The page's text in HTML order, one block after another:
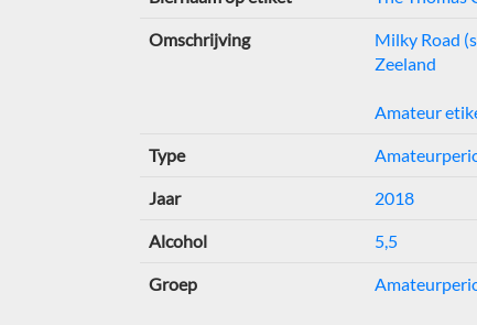
Omschrijving
Milky Road
Zeeland
Amateur
Type
Jaar 2018
Alcohol 5,5
Groep